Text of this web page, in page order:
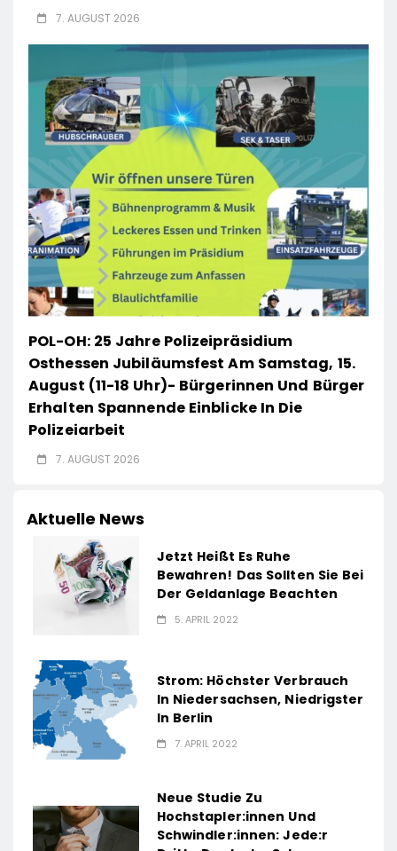
7. AUGUST 2026
POL-OH: 25 Jahre Polizeipräsidium
Osthessen Jubiläumsfest Am Samstag, 15.
August (11-18 Uhr)- Bürgerinnen Und Bürger
Erhalten Spannende Einblicke In Die
Polizeiarbeit
7. AUGUST 2026
Aktuelle News
Jetzt Heißt Es Ruhe
Bewahren! Das Sollten Sie Bei
Der Geldanlage Beachten
5. APRIL 2022
Strom: Höchster Verbrauch
In Niedersachsen, Niedrigster
In Berlin
7. APRIL 2022
Neue Studie Zu
Hochstapler:innen Und
Schwindler:innen: Jede:r